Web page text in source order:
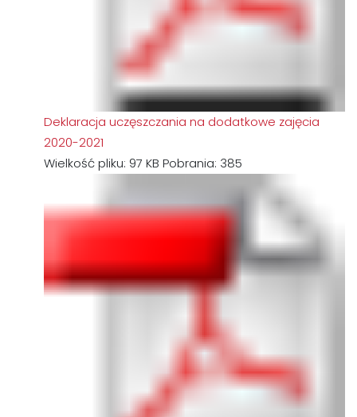
Deklaracja uczęszczania na dodatkowe zajęcia
2020-2021
Wielkość pliku: 97 KB Pobrania: 385